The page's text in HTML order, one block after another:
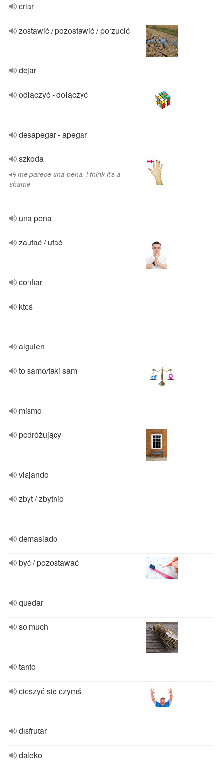
criar
zostawić / pozostawić / porzucić
dejar
odłączyć - dołączyć
desapegar - apegar
szkoda
me parece una pena. i think it's a
shame
una pena
zaufać / ufać
confiar
ktoś
alguien
to samo/taki sam
mismo
podróżujący
viajando
zbyt / zbytnio
demasiado
być / pozostawać
quedar
so much
tanto
cieszyć się czymś
disfrutar
daleko